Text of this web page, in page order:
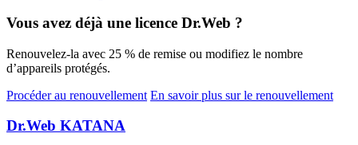
Vous avez déjà une licence Dr.Web ?
Renouvelez-la avec 25 % de remise ou modifiez le nombre
d’appareils protégés.
Procéder au renouvellement En savoir plus sur le renouvellement
Dr.Web KATANA